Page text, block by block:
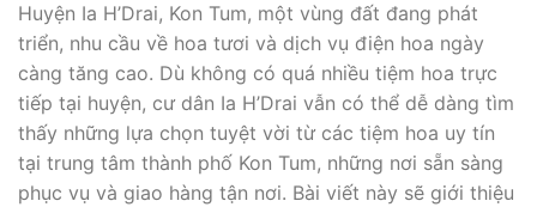
Huyện Ia H’Drai, Kon Tum, một vùng đất đang phát
triển, nhu cầu về hoa tươi và dịch vụ điện hoa ngày
càng tăng cao. Dù không có quá nhiều tiệm hoa trực
tiếp tại huyện, cư dân Ia H’Drai vẫn có thể dễ dàng tìm
thấy những lựa chọn tuyệt vời từ các tiệm hoa uy tín
tại trung tâm thành phố Kon Tum, những nơi sẵn sàng
phục vụ và giao hàng tận nơi. Bài viết này sẽ giới thiệu